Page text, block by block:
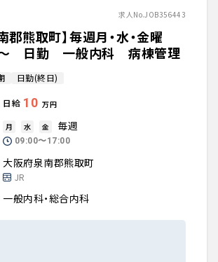
たい
ュアル
師の平均年収
材記事
求人No.JOB356443
郡熊取町】毎週月・水・金曜
日勤 一般内科 病棟管理
日勤(終日)
日給 10 万円
月 水 金 毎週
09:00〜17:00
大阪府泉南郡熊取町
JR
一般内科・総合内科